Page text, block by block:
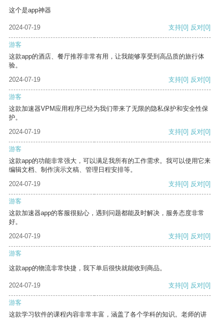
这个是app神器
2024-07-19 支持[0] 反对[0]
游客
这款app的酒店、餐厅推荐非常有用，让我能够享受到高品质的旅行体
验。
2024-07-19
支持[0] 反对[0]
游客
这款加速器VPM应用程序已经为我们带来了无限的隐私保护和安全性保
护。
2024-07-19
支持[0] 反对[0]
游客
这款app的功能非常强大，可以满足我所有的工作需求。我可以使用它来
编辑文档、制作演示文稿、管理日程安排等。
2024-07-19
支持[0] 反对[0]
游客
这款加速器app的客服很贴心，遇到问题都能及时解决，服务态度非常
好。
2024-07-19
支持[0] 反对[0]
游客
这款app的物流非常快捷，我下单后很快就能收到商品。
2024-07-19 支持[0] 反对[0]
游客
这款学习软件的课程内容非常丰富，涵盖了各个学科的知识。老师的讲